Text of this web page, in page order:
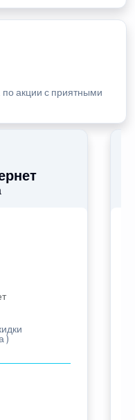
по акции с приятными
)